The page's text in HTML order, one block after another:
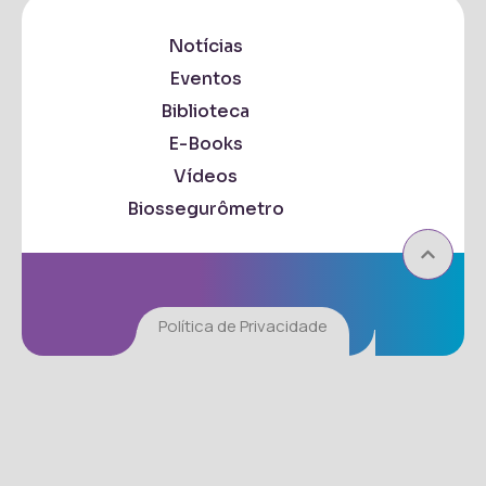
Notícias
Eventos
Biblioteca
E-Books
Vídeos
Biossegurômetro
Política de Privacidade